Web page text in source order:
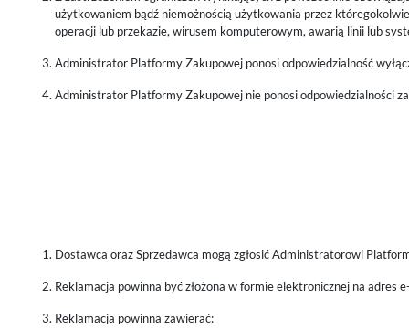
użytkowaniem bądź niemożnością użytkowania przez
operacji lub przekazie, wirusem komputerowym, awarią linii lub
Administrator Platformy Zakupowej ponosi odpowiedzialność
Administrator Platformy Zakupowej nie ponosi odpowiedzialności
Dostawca oraz Sprzedawca mogą zgłosić Administratorowi
Reklamacja powinna być złożona w formie elektronicznej na adres
Reklamacja powinna zawierać: